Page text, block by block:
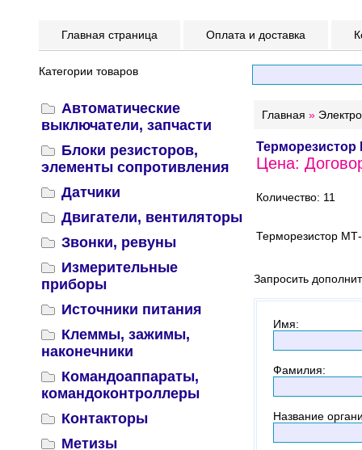
Главная страница Оплата и доставка
Категории товаров
Автоматические
выключатели, запчасти
Блоки резисторов,
элементы сопротивления
Датчики
Двигатели, вентиляторы
Звонки, ревуны
Измерительные
приборы
Источники питания
Клеммы, зажимы,
наконечники
Командоаппараты,
командоконтроллеры
Контакторы
Метизы
Главная »
Терморезистор
Цена:
Количество: 11
Терморезистор
Запросить
Имя:
Фамилия:
Название